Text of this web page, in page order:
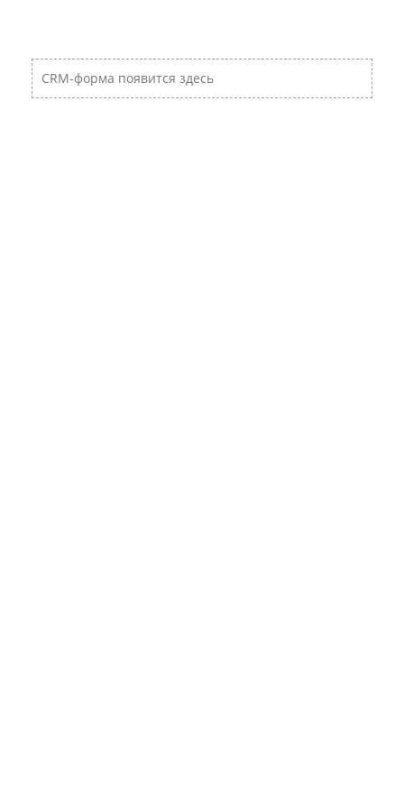
CRM-форма появится здесь